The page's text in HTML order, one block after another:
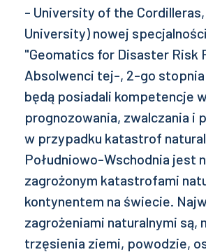
- University of the
University) nowej
"Geomatics for Disaster Risk
Absolwenci tej-, 2-go
będą posiadali kompetencje
prognozowania, zwalczania i
w przypadku katastrof
Południowo-Wschodnia jest
zagrożonym katastrofami
kontynentem na świecie.
zagrożeniami naturalnymi są,
trzęsienia ziemi, powodzie,